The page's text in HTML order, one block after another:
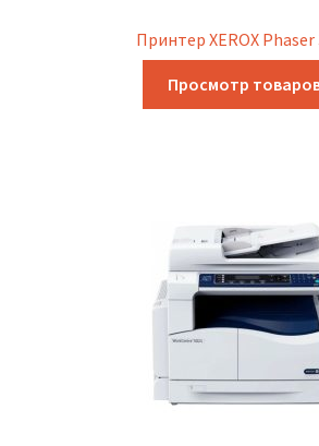
Принтер XEROX Phaser
Просмотр